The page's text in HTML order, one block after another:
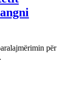
për